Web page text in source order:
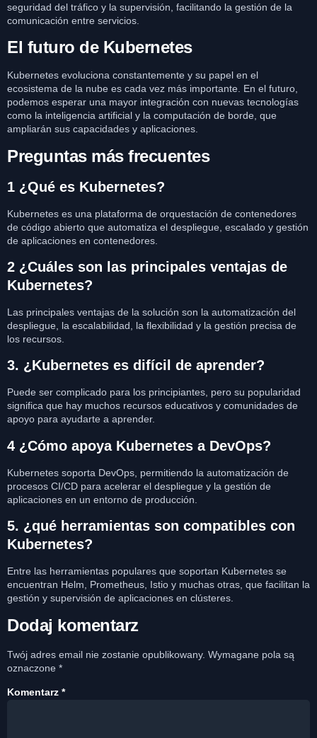
seguridad del tráfico y la supervisión, facilitando la gestión de la
comunicación entre servicios.
El futuro de Kubernetes
Kubernetes evoluciona constantemente y su papel en el
ecosistema de la nube es cada vez más importante. En el futuro,
podemos esperar una mayor integración con nuevas tecnologías
como la inteligencia artificial y la computación de borde, que
ampliarán sus capacidades y aplicaciones.
Preguntas más frecuentes
1 ¿Qué es Kubernetes?
Kubernetes es una plataforma de orquestación de contenedores
de código abierto que automatiza el despliegue, escalado y gestión
de aplicaciones en contenedores.
2 ¿Cuáles son las principales ventajas de
Kubernetes?
Las principales ventajas de la solución son la automatización del
despliegue, la escalabilidad, la flexibilidad y la gestión precisa de
los recursos.
3. ¿Kubernetes es difícil de aprender?
Puede ser complicado para los principiantes, pero su popularidad
significa que hay muchos recursos educativos y comunidades de
apoyo para ayudarte a aprender.
4 ¿Cómo apoya Kubernetes a DevOps?
Kubernetes soporta DevOps, permitiendo la automatización de
procesos CI/CD para acelerar el despliegue y la gestión de
aplicaciones en un entorno de producción.
5. ¿qué herramientas son compatibles con
Kubernetes?
Entre las herramientas populares que soportan Kubernetes se
encuentran Helm, Prometheus, Istio y muchas otras, que facilitan la
gestión y supervisión de aplicaciones en clústeres.
Dodaj komentarz
Twój adres email nie zostanie opublikowany. Wymagane pola są
oznaczone *
Komentarz *